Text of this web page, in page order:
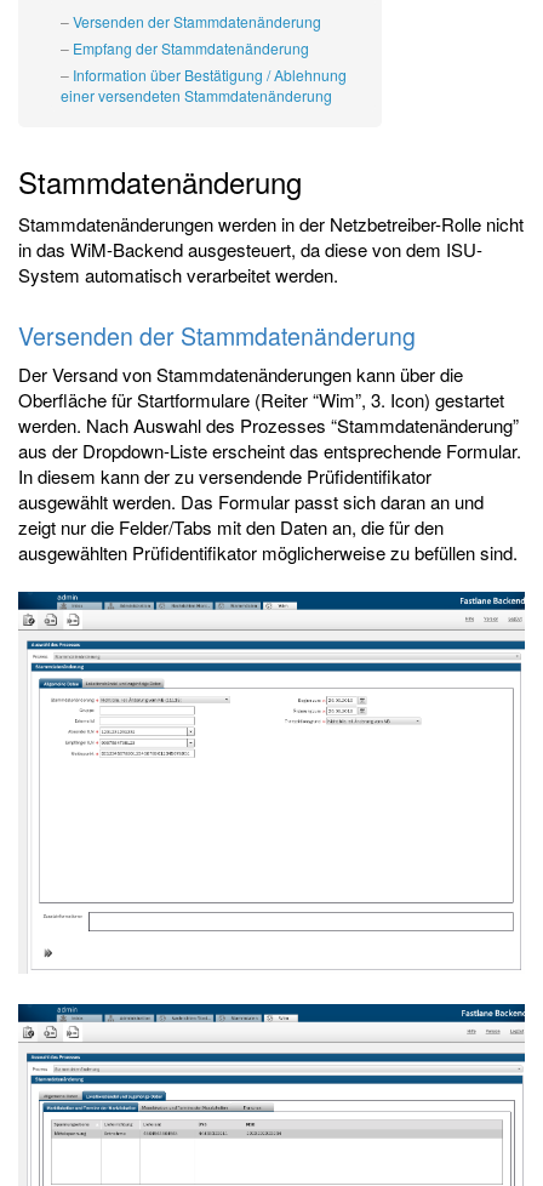
Versenden der Stammdatenänderung
Empfang der Stammdatenänderung
Information über Bestätigung / Ablehnung
einer versendeten Stammdatenänderung
Stammdatenänderung
Stammdatenänderungen werden in der Netzbetreiber-Rolle nicht
in das WiM-Backend ausgesteuert, da diese von dem ISU-
System automatisch verarbeitet werden.
Versenden der Stammdatenänderung
Der Versand von Stammdatenänderungen kann über die
Oberfläche für Startformulare (Reiter “Wim”, 3. Icon) gestartet
werden. Nach Auswahl des Prozesses “Stammdatenänderung”
aus der Dropdown-Liste erscheint das entsprechende Formular.
In diesem kann der zu versendende Prüfidentifikator
ausgewählt werden. Das Formular passt sich daran an und
zeigt nur die Felder/Tabs mit den Daten an, die für den
ausgewählten Prüfidentifikator möglicherweise zu befüllen sind.